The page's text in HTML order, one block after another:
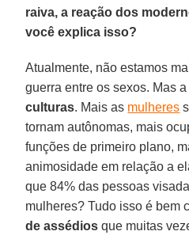
raiva, a reação dos
você explica isso?
Atualmente, não estamos
guerra entre os sexos. Mas
culturas. Mais as mulheres
tornam autônomas, mais
funções de primeiro plano,
animosidade em relação a
que 84% das pessoas
mulheres? Tudo isso é bem
de assédios que muitas